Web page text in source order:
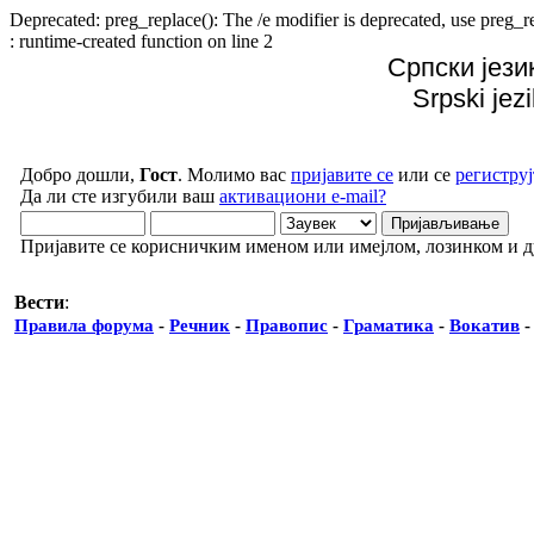
Deprecated: preg_replace(): The /e modifier is deprecated, use
: runtime-created function on line 2
Српски
Srpski
Добро дошли, Гост. Молимо вас пријавите се или се
Да ли сте изгубили ваш активациони e-mail?
Пријавите се корисничким именом или имејлом, лозинком и
Вести:
Правила форума - Речник - Правопис - Граматика - Вокатив -